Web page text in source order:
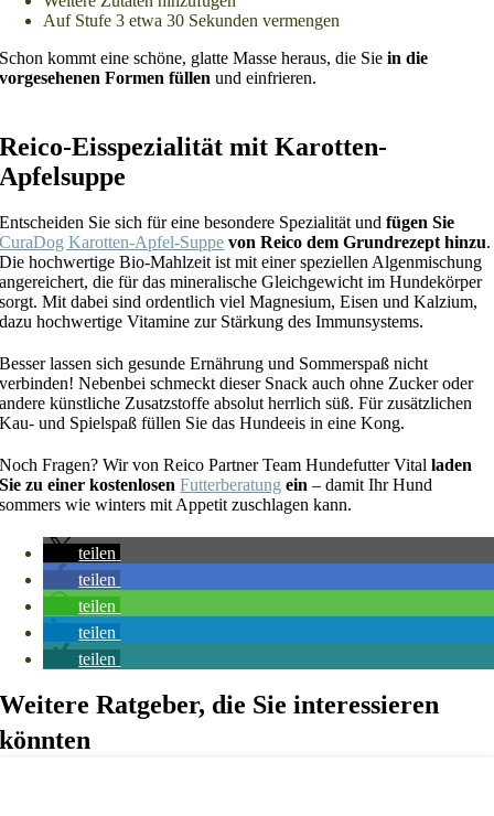
Auf Stufe 3 etwa 30 Sekunden vermengen
Schon kommt eine schöne, glatte Masse heraus, die Siein die
vorgesehenen Formen füllen und einfrieren.
Reico-Eisspezialität mit Karotten-
Apfelsuppe
Entscheiden Sie sich für eine besondere Spezialität undfügen Sie
CuraDog Karotten-Apfel-Suppe von Reico dem Grundrezept hinzu.
Die hochwertige Bio-Mahlzeit ist mit einer speziellen Algenmischung
angereichert, die für das mineralische Gleichgewicht im Hundekörper
sorgt. Mit dabei sind ordentlich viel Magnesium, Eisen und Kalzium,
dazu hochwertige Vitamine zur Stärkung des Immunsystems.
Besser lassen sich gesunde Ernährung und Sommerspaß nicht
verbinden! Nebenbei schmeckt dieser Snack auch ohne Zucker oder
andere künstliche Zusatzstoffe absolut herrlich süß. Für zusätzlichen
Kau- und Spielspaß füllen Sie das Hundeeis in eine Kong.
Noch Fragen? Wir von Reico Partner Team Hundefutter Vitalladen
Sie zu einer kostenlosenFutterberatung ein – damit Ihr Hund
sommers wie winters mit Appetit zuschlagen kann.
teilen
teilen
teilen
teilen
teilen
Weitere Ratgeber, die Sie interessieren
könnten